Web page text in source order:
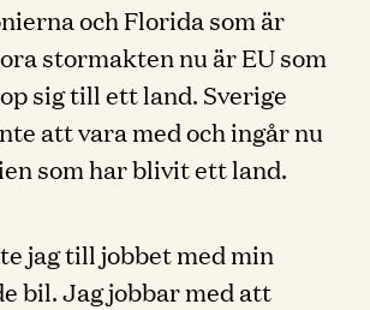
och Florida som är
stormakten nu är EU som
sig till ett land. Sverige
att vara med och ingår nu
som har blivit ett land.
jag till jobbet med min
bil. Jag jobbar med att